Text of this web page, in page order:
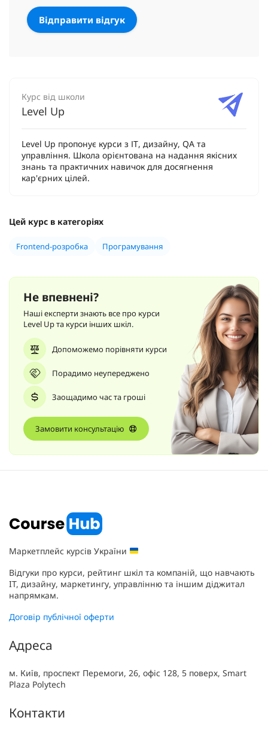
Курс від школи
Level Up
Level Up пропонує курси з ІТ, дизайну, QA та
управління. Школа орієнтована на надання якісних
знань та практичних навичок для досягнення
кар'єрних цілей.
Цей курс в категоріях
Frontend-розробка Програмування
Не впевнені?
Наші експерти знають все про курси
Level Up та курси інших шкіл.
Допоможемо порівняти курси
Порадимо неупереджено
Заощадимо час та гроші
Замовити консультацію
Маркетплейс курсів України
Відгуки про курси, рейтинг шкіл та компаній, що навчають
IT, дизайну, маркетингу, управлінню та іншим діджитал
напрямкам.
Договір публічної оферти
Адреса
м. Київ, проспект Перемоги, 26, офіс 128, 5 поверх, Smart
Plaza Polytech
Контакти